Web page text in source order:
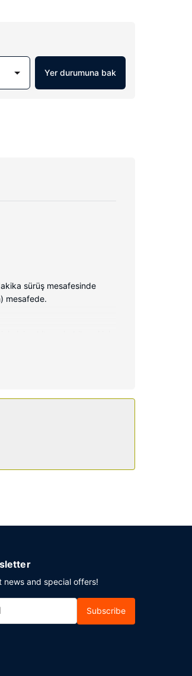
Yer durumuna bak
sürüş mesafesinde
mesafede.
şehir içi telefon
Ayrıca 24 saat oda
news and special offers!
Subscribe